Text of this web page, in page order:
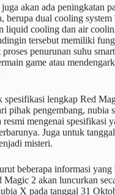
akan ada peningkatan
berupa dual cooling system
liquid cooling dan air
tersebut memiliki
proses penurunan suhu
game atau
spesifikasi lengkap Red
pihak pengembang, nubia
resmi mengenai spesifikasi
Juga untuk
misteri.
beberapa informasi yang
2 akan luncurkan
X pada tanggal 31